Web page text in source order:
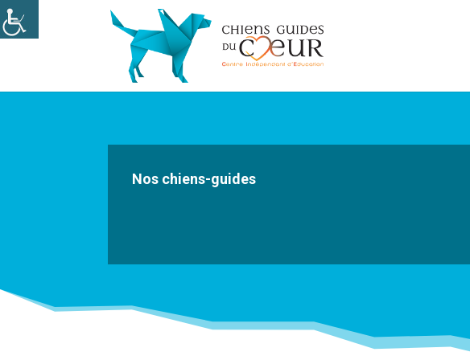
Nos chiens-guides